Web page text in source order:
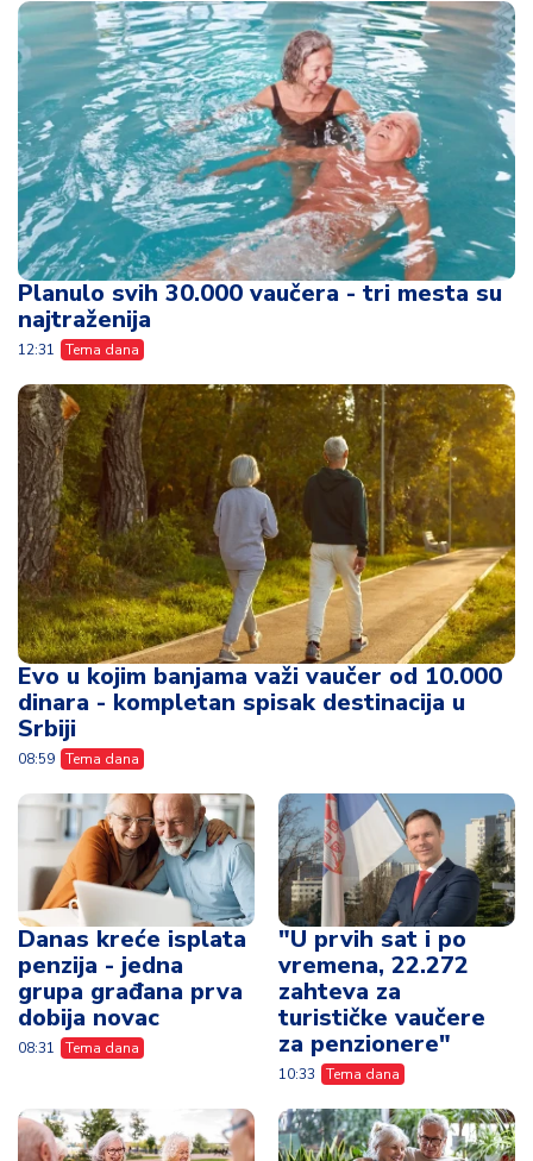
Planulo svih 30.000 vaučera - tri mesta su
najtraženija
12:31 Tema dana
Evo u kojim banjama važi vaučer od 10.000
dinara - kompletan spisak destinacija u
Srbiji
08:59 Tema dana
Danas kreće isplata
penzija - jedna
grupa građana prva
dobija novac
08:31 Tema dana
"U prvih sat i po
vremena, 22.272
zahteva za
turističke vaučere
za penzionere"
10:33 Tema dana